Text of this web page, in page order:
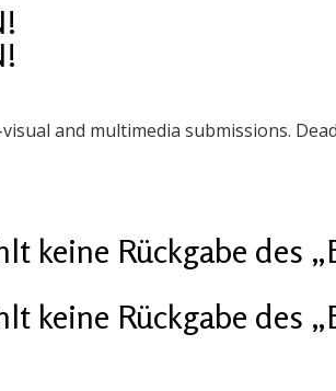
and multimedia submissions.
keine Rückgabe des
keine Rückgabe des